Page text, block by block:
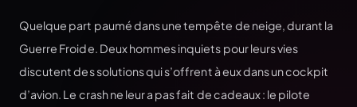
Quelque part paumé dans une tempête de neige, durant la
Guerre Froide. Deux hommes inquiets pour leurs vies
discutent des solutions qui s’offrent à eux dans un cockpit
d’avion. Le crash ne leur a pas fait de cadeaux : le pilote